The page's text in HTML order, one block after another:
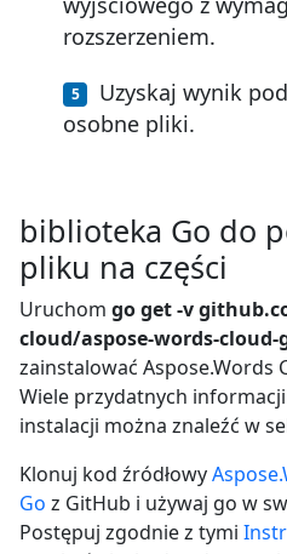
rozszerzeniem.
Uzyskaj wynik
osobne pliki.
biblioteka Go do
pliku na części
Uruchom go get -v
cloud/aspose-words-cloud-
zainstalować Aspose.Words
Wiele przydatnych
instalacji można znaleźć w
Klonuj kod źródłowy
Go z GitHub i używaj go w
Postępuj zgodnie z tymi